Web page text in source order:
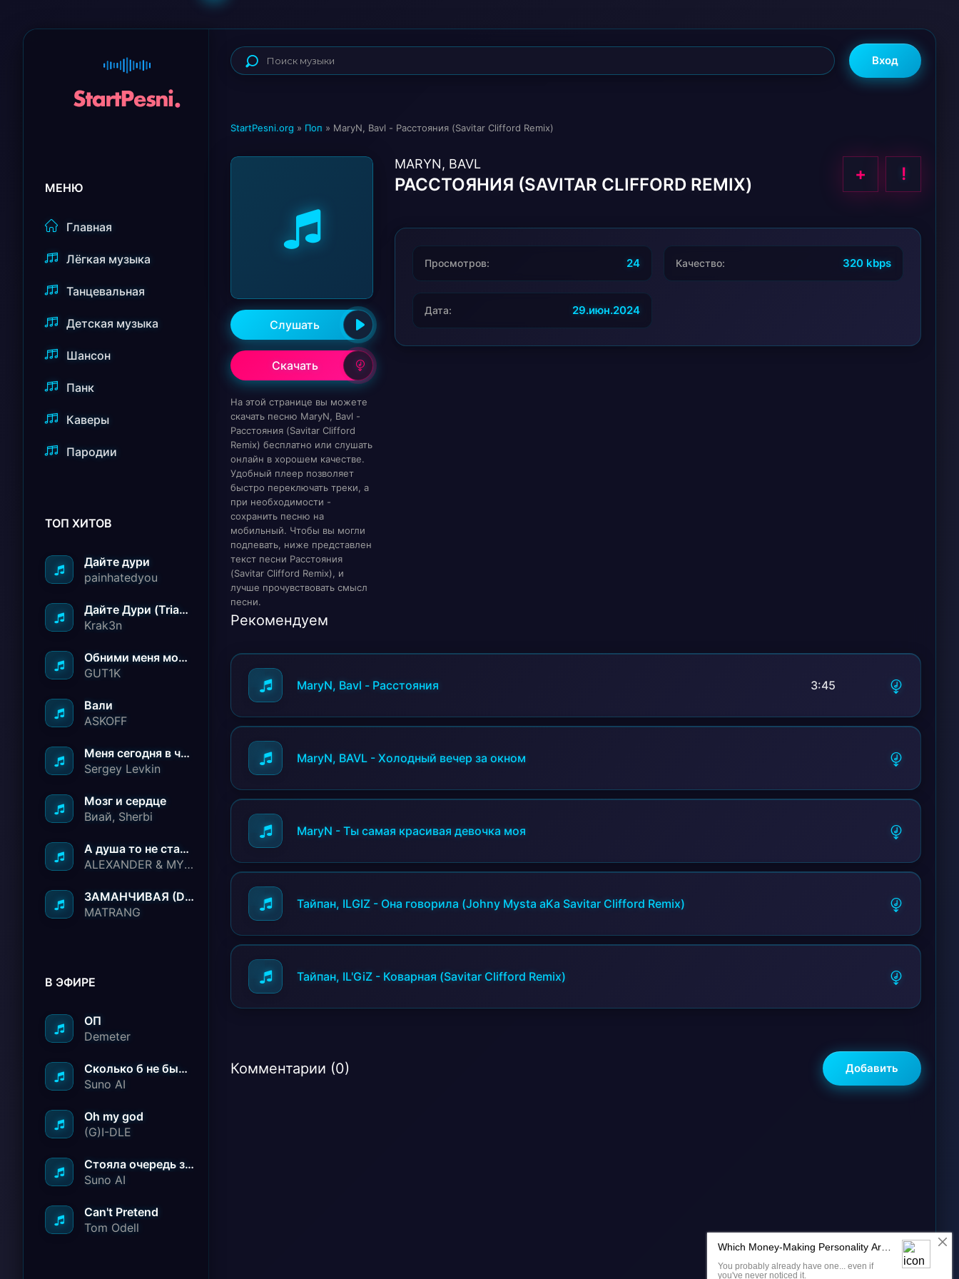
МЕНЮ
Главная
Лёгкая музыка
Танцевальная
Детская музыка
Шансон
Панк
Каверы
Пародии
ТОП ХИТОВ
Дайте дури
painhatedyou
Дайте Дури (Triad Remix)
Krak3n
Обними меня молча ничего не говори
GUT1K
Вали
ASKOFF
Меня сегодня в чёрный список занесли
Sergey Levkin
Мозг и сердце
Виай, Sherbi
А душа то не стареет
ALEXANDER & MY FAMILY
ЗАМАНЧИВАЯ (Deep House Remix)
MATRANG
В ЭФИРЕ
ОП
Demeter
Сколько б не было вам лет не грустите
Suno AI
Oh my god
(G)I-DLE
Стояла очередь за радостью
Suno AI
Can't Pretend
Tom Odell
Вход
StartPesni.org » Поп » MaryN, Bavl - Расстояния (Savitar Clifford Remix)
Слушать
Скачать
На этой странице вы можете
скачать песню MaryN, Bavl -
Расстояния (Savitar Clifford
Remix) бесплатно или слушать
онлайн в хорошем качестве.
Удобный плеер позволяет
быстро переключать треки, а
при необходимости -
сохранить песню на
мобильный. Чтобы вы могли
подпевать, ниже представлен
текст песни Расстояния
(Savitar Clifford Remix), и
лучше прочувствовать смысл
песни.
MARYN, BAVL
РАССТОЯНИЯ (SAVITAR CLIFFORD REMIX)
+ !
Просмотров: 24 Качество: 320 kbps
Дата: 29.июн.2024
Рекомендуем
MaryN, Bavl - Расстояния 3:45
MaryN, BAVL - Холодный вечер за окном
MaryN - Ты самая красивая девочка моя
Тайпан, ILGIZ - Она говорила (Johny Mysta aKa Savitar Clifford Remix)
Тайпан, IL'GiZ - Коварная (Savitar Clifford Remix)
Комментарии (0) Добавить